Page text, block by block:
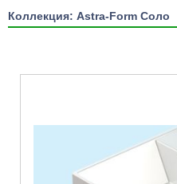
Коллекция: Astra-Form Соло